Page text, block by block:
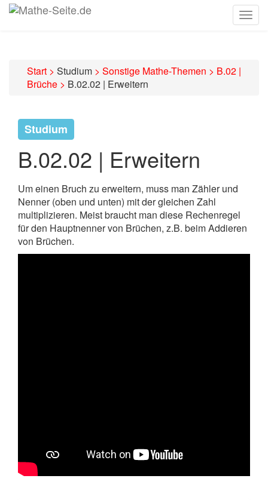
Start > Studium > Sonstige Mathe-Themen > B.02 |
Brüche > B.02.02 | Erweitern
Studium
B.02.02 | Erweitern
Um einen Bruch zu erweitern, muss man Zähler und
Nenner (oben und unten) mit der gleichen Zahl
multiplizieren. Meist braucht man diese Rechenregel
für den Hauptnenner von Brüchen, z.B. beim Addieren
von Brüchen.